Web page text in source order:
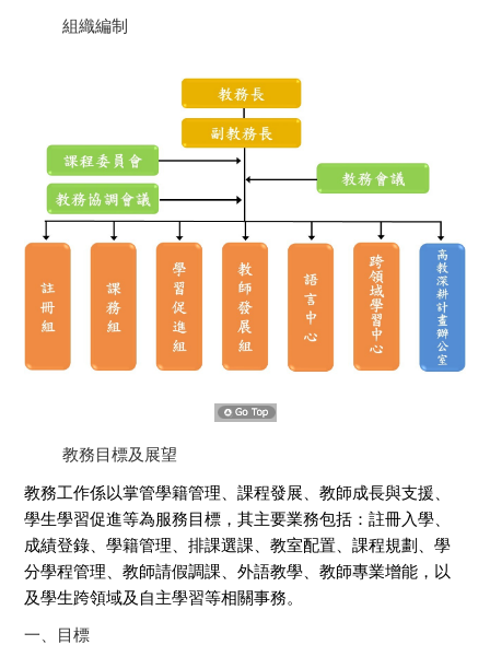
行事曆
教務會議紀錄
課程委員會議紀錄
校長與學業達人座談會
組織編制
教務目標及展望
教務工作係以掌管學籍管理、課程發展、教師成長與支援、
學生學習促進等為服務目標，其主要業務包括：註冊入學、
成績登錄、學籍管理、排課選課、教室配置、課程規劃、學
分學程管理、教師請假調課、外語教學、教師專業增能，以
及學生跨領域及自主學習等相關事務。
一、目標